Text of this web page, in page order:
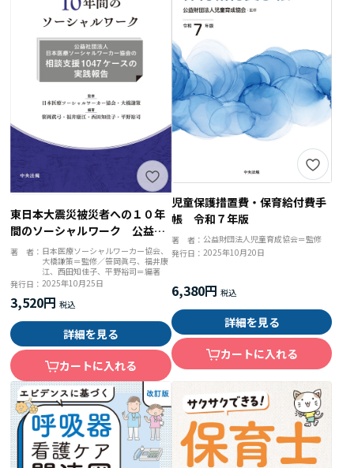
東日本大震災被災者への１０年
間のソーシャルワーク 公益社
団法人日本医療ソーシャルワー
カー協会の相談支援１０４７ケ
ースの実践報告
著 者： 日本医療ソーシャルワーカー協会、
大橋謙策＝監修／笹岡眞弓、福井康
江、西田知佳子、平野裕司＝編著
発行日：2025年10月25日
3,520円
詳細を見る
カートに入れる
児童保護措置費・保育給付費手
帳 令和７年版
著 者： 公益財団法人児童育成協会＝監修
発行日： 2025年10月20日
6,380円
詳細を見る
カートに入れる